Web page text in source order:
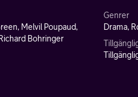
Melvil Poupaud,
Bohringer
Genrer
Drama,